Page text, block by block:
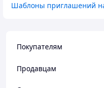
Шаблоны приглашений
Покупателям
Продавцам